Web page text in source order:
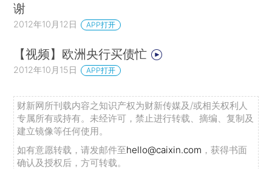
谢
2012年10月12日 APP打开
【视频】欧洲央行买债忙
2012年10月15日 APP打开
财新网所刊载内容之知识产权为财新传媒及/或相关权利人
专属所有或持有。未经许可，禁止进行转载、摘编、复制及
建立镜像等任何使用。
如有意愿转载，请发邮件至hello@caixin.com ，获得书面
确认及授权后，方可转载。